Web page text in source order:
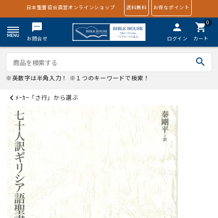
日本聖書協会直営オンラインショップ 送料無料 お得なポイント
textsms
お問合せ
person
ログイン
0
shopping_cart
カート
search
※英数字は半角入力！ ※１つのキーワードで検索！
ﾒｰｶｰ「さ行」から選ぶ